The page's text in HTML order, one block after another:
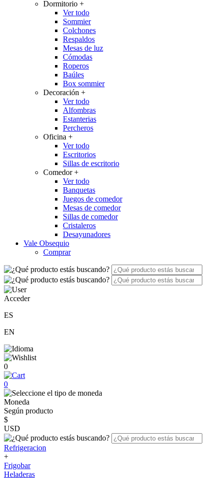
Dormitorio +
Ver todo
Sommier
Colchones
Respaldos
Mesas de luz
Cómodas
Roperos
Baúles
Box sommier
Decoración +
Ver todo
Alfombras
Estanterias
Percheros
Oficina +
Ver todo
Escritorios
Sillas de escritorio
Comedor+
Ver todo
Banquetas
Juegos de comedor
Mesas de comedor
Sillas de comedor
Cristaleros
Desayunadores
Vale Obsequio
Comprar
Acceder
ES
EN
0
0
Moneda
Según producto
$
USD
Refrigeracion
+
Frigobar
Heladeras